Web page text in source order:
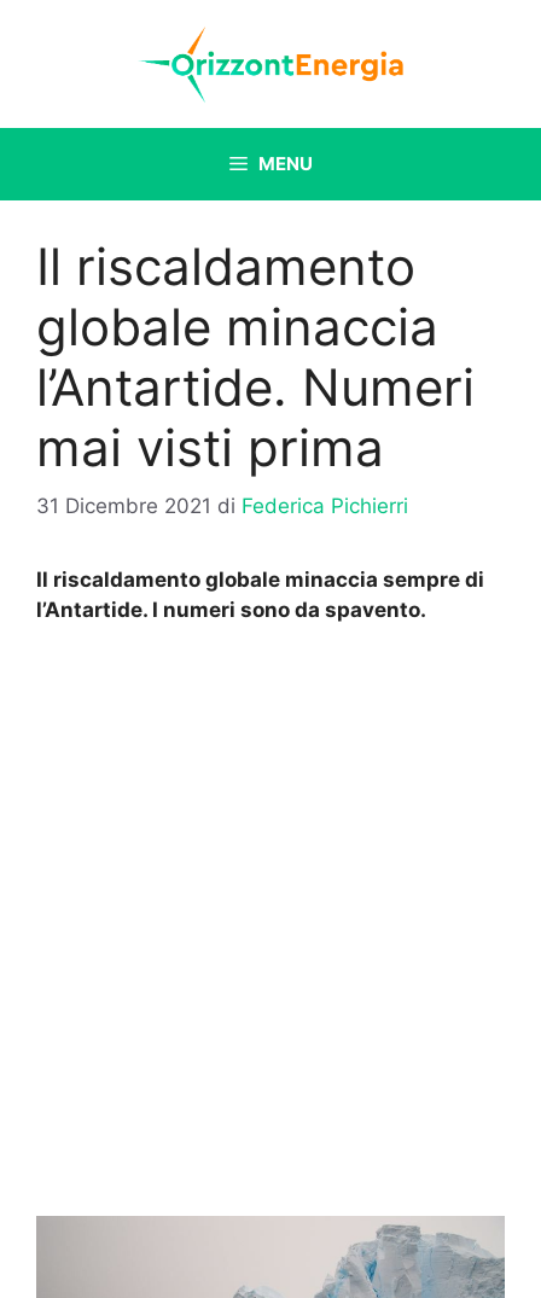
MENU
Il riscaldamento
globale minaccia
l’Antartide. Numeri
mai visti prima
31 Dicembre 2021 di Federica Pichierri
Il riscaldamento globale minaccia sempre di
l’Antartide. I numeri sono da spavento.